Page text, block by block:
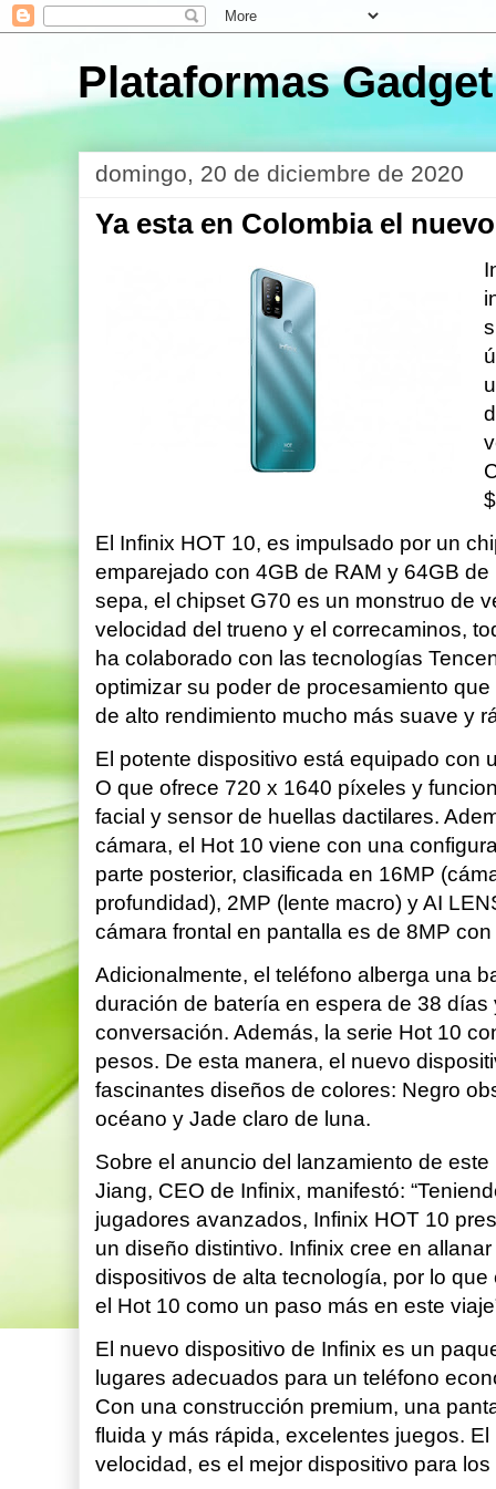
Plataformas Gadget
domingo, 20 de diciembre de 2020
Ya esta en Colombia el
El Infinix HOT 10, es impulsado por un
emparejado con 4GB de RAM y 64GB
sepa, el chipset G70 es un monstruo de
velocidad del trueno y el correcaminos,
ha colaborado con las tecnologías
optimizar su poder de procesamiento
de alto rendimiento mucho más suave y
El potente dispositivo está equipado con
O que ofrece 720 x 1640 píxeles y
facial y sensor de huellas dactilares.
cámara, el Hot 10 viene con una
parte posterior, clasificada en 16MP
profundidad), 2MP (lente macro) y AI
cámara frontal en pantalla es de 8MP
Adicionalmente, el teléfono alberga una
duración de batería en espera de 38
conversación. Además, la serie Hot 10
pesos. De esta manera, el nuevo
fascinantes diseños de colores: Negro
océano y Jade claro de luna.
Sobre el anuncio del lanzamiento de
Jiang, CEO de Infinix, manifestó:
jugadores avanzados, Infinix HOT 10
un diseño distintivo. Infinix cree en
dispositivos de alta tecnología, por lo
el Hot 10 como un paso más en este
El nuevo dispositivo de Infinix es un
lugares adecuados para un teléfono
Con una construcción premium, una
fluida y más rápida, excelentes juegos.
velocidad, es el mejor dispositivo para